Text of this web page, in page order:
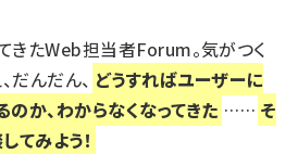
きたWeb担当者Forum。気がつく
だんだん、 どうすればユーザーに
のか、わからなくなってきた …… そ
てみよう！